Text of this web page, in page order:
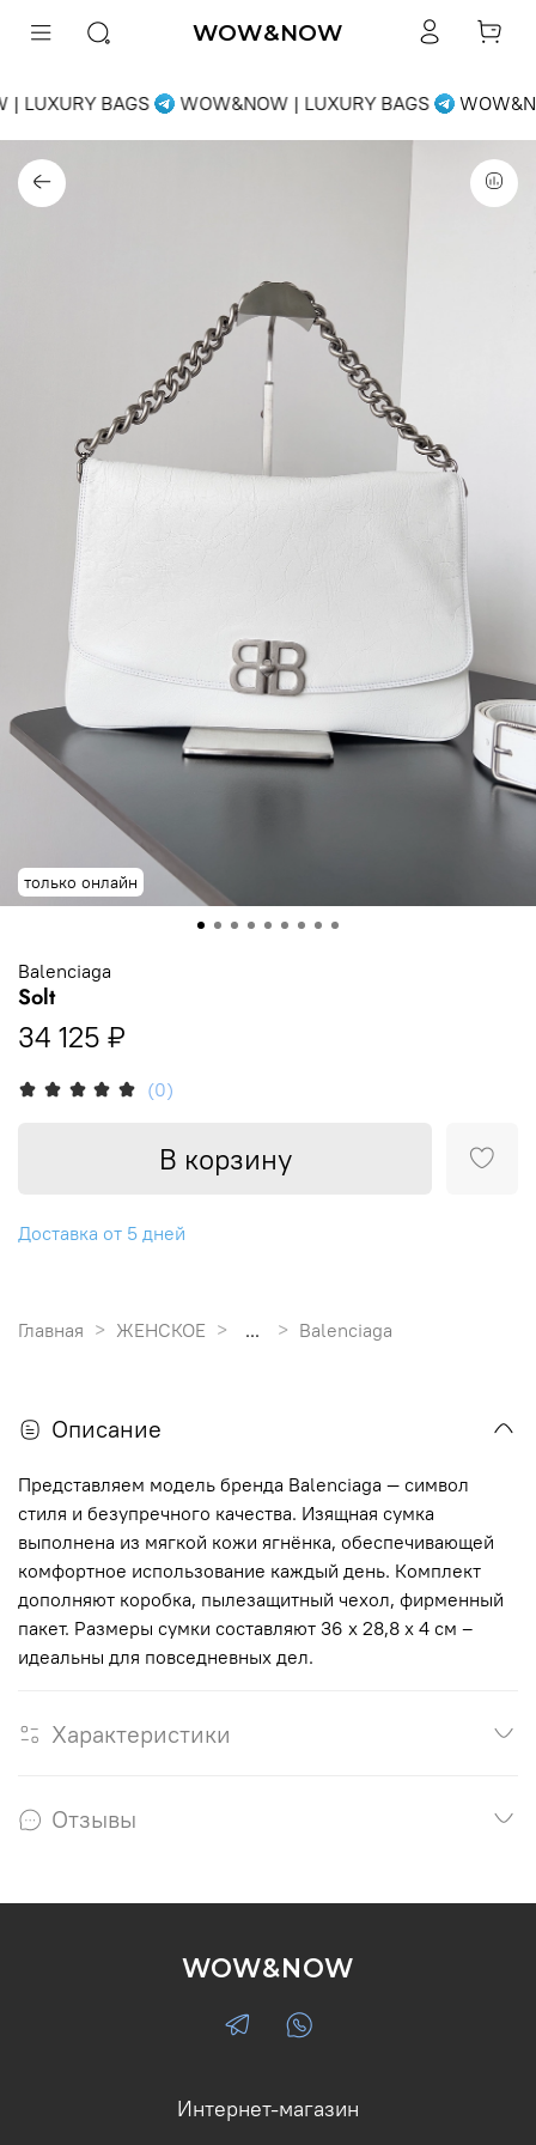
WOW&NOW
LUXURY BAGS WOW&NOW | LUXURY BAGS
только онлайн
(0)
Balenciaga
Solt
34 125 ₽
В корзину
Доставка от 5 дней
Главная ЖЕНСКОЕ ... Balenciaga
Описание
Представляем модель бренда Balenciaga — символ
стиля и безупречного качества. Изящная сумка
выполнена из мягкой кожи ягнёнка, обеспечивающей
комфортное использование каждый день. Комплект
дополняют коробка, пылезащитный чехол, фирменный
пакет. Размеры сумки составляют 36 х 28,8 х 4 см –
идеальны для повседневных дел.
Характеристики
Отзывы
Интернет-магазин
WOW&NOW